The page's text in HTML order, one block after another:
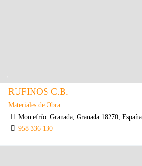
RUFINOS C.B.
Materiales de Obra
Montefrío, Granada, Granada 18270, España
958 336 130